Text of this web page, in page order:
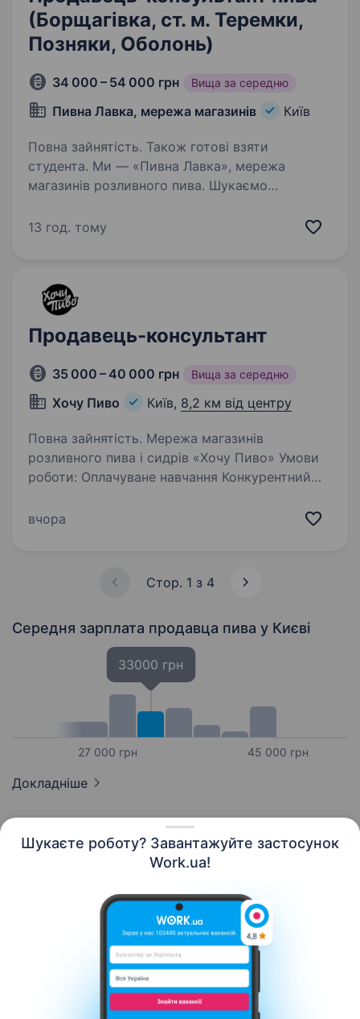
Шукаєте роботу? Завантажуйте застосунок
Work.ua!
(Борщагівка, ст. м. Теремки,
Позняки, Оболонь)
34 000 – 54 000 грн Вища за середню
Пивна Лавка, мережа магазинів Київ
Повна зайнятість. Також готові взяти
студента. Ми — «Пивна Лавка», мережа
магазинів розливного пива. Шукаємо
Що ти отримаєш: Зарплата від 34 000 до 54
13 год. тому
Продавець-консультант
35 000 – 40 000 грн Вища за середню
Хочу Пиво Київ, 8,2 км від центру
Повна зайнятість. Мережа магазинів
розливного пива і сидрів «Хочу Пиво» Умови
роботи: Оплачуване навчання Конкурентний
17000 грн за тиждень Зручний графік
вчора
Стор. 1 з 4
Середня зарплата продавца пива у Києві
27 000 грн
33000 грн
45 000 грн
Докладніше
Контакти Про нас Кар’єра